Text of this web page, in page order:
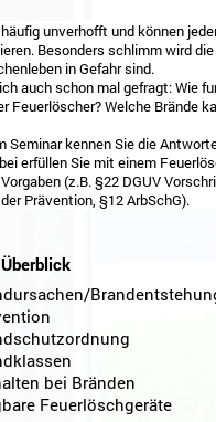
unverhofft und können
Besonders schlimm wird
in Gefahr sind.
auch schon mal gefragt: Wie
Feuerlöscher? Welche Brände
Seminar kennen Sie die
erfüllen Sie mit einem
(z.B. §22 DGUV
Prävention, §12 ArbSchG).
bei Bränden
Feuerlöschgeräte